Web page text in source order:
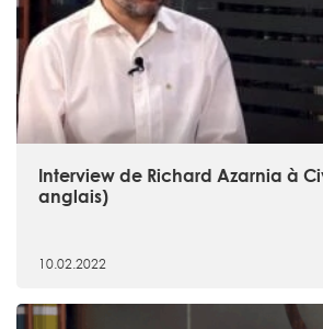
Interview de Richard Azarnia à
anglais)
10.02.2022